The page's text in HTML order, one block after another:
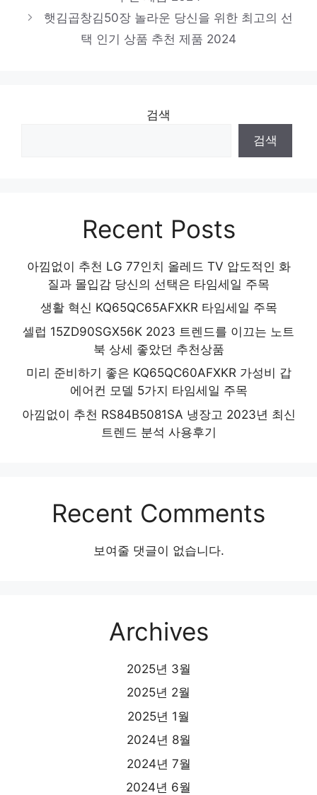
지금 바로 가져가세요! 인기 상품 추천 제품
2024
햇김곱창김50장 놀라운 당신을 위한 최고의 선
택 인기 상품 추천 제품 2024
검색
검색
Recent Posts
아낌없이 추천 LG 77인치 올레드 TV 압도적인 화
질과 몰입감 당신의 선택은 타임세일 주목
생활 혁신 KQ65QC65AFXKR 타임세일 주목
셀럽 15ZD90SGX56K 2023 트렌드를 이끄는 노트
북 상세 좋았던 추천상품
미리 준비하기 좋은 KQ65QC60AFXKR 가성비 갑
에어컨 모델 5가지 타임세일 주목
아낌없이 추천 RS84B5081SA 냉장고 2023년 최신
트렌드 분석 사용후기
Recent Comments
보여줄 댓글이 없습니다.
Archives
2025년 3월
2025년 2월
2025년 1월
2024년 8월
2024년 7월
2024년 6월